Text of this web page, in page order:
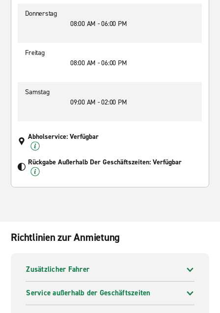
Donnerstag
08:00 AM - 06:00 PM
Freitag
08:00 AM - 06:00 PM
Samstag
09:00 AM - 02:00 PM
Abholservice: Verfügbar
Rückgabe Außerhalb Der Geschäftszeiten: Verfügbar
Richtlinien zur Anmietung
Zusätzlicher Fahrer
Service außerhalb der Geschäftszeiten